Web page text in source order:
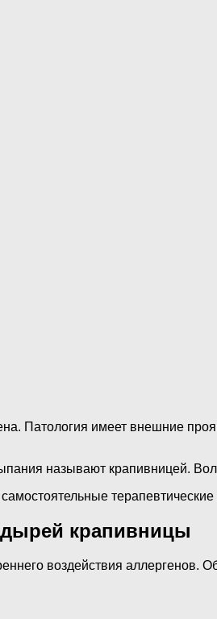
Патология имеет внешние
называют крапивницей.
крапивницы
воздействия аллергенов.